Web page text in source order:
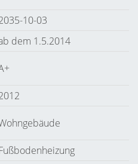
10-03
dem 1.5.2014